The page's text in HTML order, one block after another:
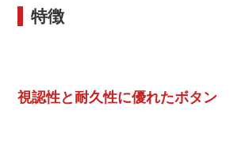
特徴
視認性と耐久性に優れたボタン